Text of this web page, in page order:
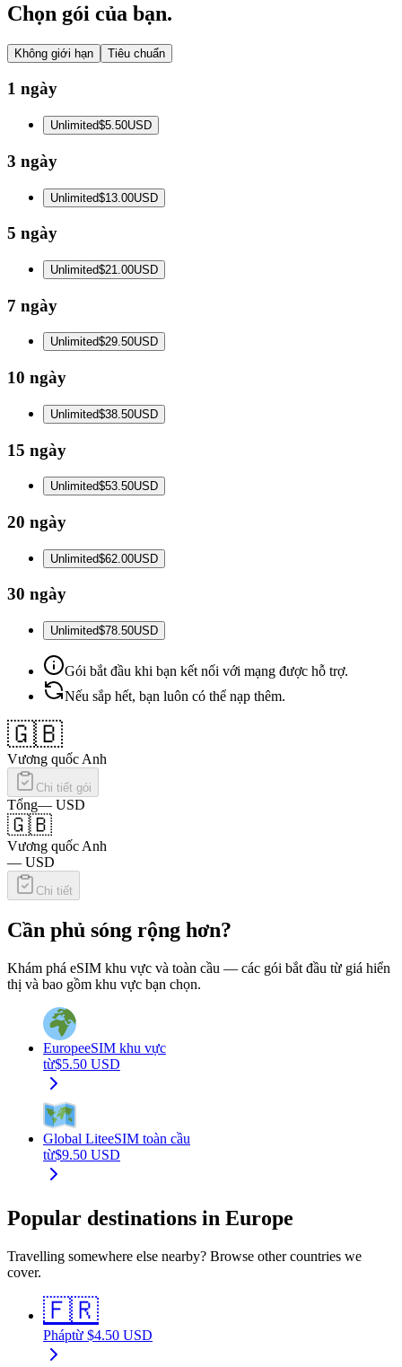
Chọn gói của bạn.
Không giới hạn Tiêu chuẩn
1 ngày
Unlimited$5.50USD
3 ngày
Unlimited$13.00USD
5 ngày
Unlimited$21.00USD
7 ngày
Unlimited$29.50USD
10 ngày
Unlimited$38.50USD
15 ngày
Unlimited$53.50USD
20 ngày
Unlimited$62.00USD
30 ngày
Unlimited$78.50USD
Gói bắt đầu khi bạn kết nối với mạng được hỗ trợ.
Nếu sắp hết, bạn luôn có thể nạp thêm.
🇬🇧
Vương quốc Anh
Chi tiết gói
Tổng— USD
🇬🇧
Vương quốc Anh
— USD
Chi tiết
Cần phủ sóng rộng hơn?
Khám phá eSIM khu vực và toàn cầu — các gói bắt đầu từ giá hiển
thị và bao gồm khu vực bạn chọn.
EuropeeSIM khu vực
từ$5.50 USD
Global LiteeSIM toàn cầu
từ$9.50 USD
Popular destinations in Europe
Travelling somewhere else nearby? Browse other countries we
cover.
🇫🇷
Pháptừ $4.50 USD